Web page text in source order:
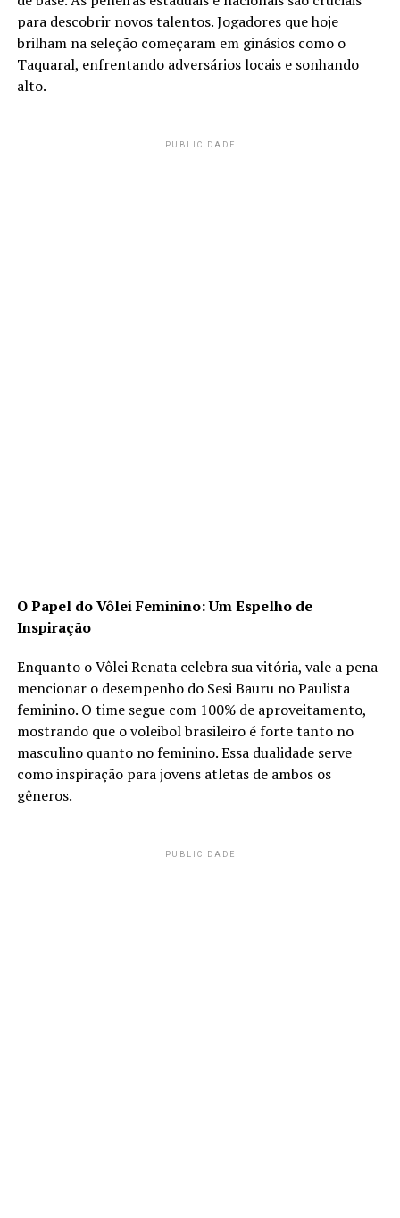
para descobrir novos talentos. Jogadores que hoje
brilham na seleção começaram em ginásios como o
Taquaral, enfrentando adversários locais e sonhando
alto.
PUBLICIDADE
O Papel do Vôlei Feminino: Um Espelho de
Inspiração
Enquanto o Vôlei Renata celebra sua vitória, vale a pena
mencionar o desempenho do Sesi Bauru no Paulista
feminino. O time segue com 100% de aproveitamento,
mostrando que o voleibol brasileiro é forte tanto no
masculino quanto no feminino. Essa dualidade serve
como inspiração para jovens atletas de ambos os
gêneros.
PUBLICIDADE